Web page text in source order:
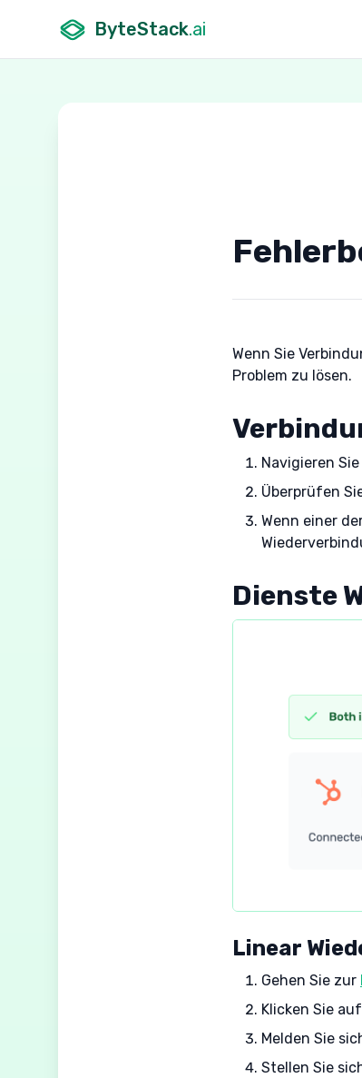
ByteStack.ai
Wenn Sie
Problem zu lösen.
Navigieren
Überprüfen
Wenn einer
Dienste
Linear
Gehen Sie zur
Klicken Sie
Melden Sie
Stellen Sie